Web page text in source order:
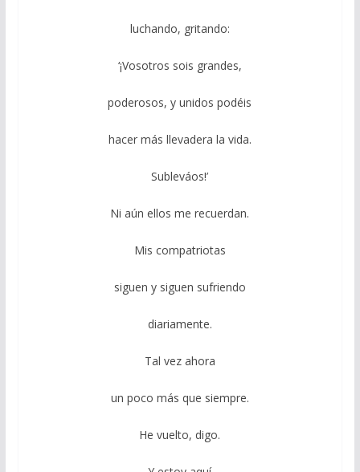
luchando, gritando:
‘¡Vosotros sois grandes,
poderosos, y unidos podéis
hacer más llevadera la vida.
Subleváos!’
Ni aún ellos me recuerdan.
Mis compatriotas
siguen y siguen sufriendo
diariamente.
Tal vez ahora
un poco más que siempre.
He vuelto, digo.